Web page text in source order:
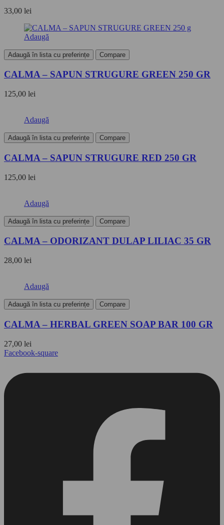
33,00 lei
Adaugă
Adaugă în lista cu preferințe Compare
CALMA – SAPUN STRUGURE GREEN 250 GR
125,00 lei
Adaugă
Adaugă în lista cu preferințe Compare
CALMA – SAPUN STRUGURE RED 250 GR
125,00 lei
Adaugă
Adaugă în lista cu preferințe Compare
CALMA – ODORIZANT DULAP LILIAC 35 GR
28,00 lei
Adaugă
Adaugă în lista cu preferințe Compare
CALMA – HERBAL GREEN SOAP BAR 100 GR
27,00 lei
Facebook-square